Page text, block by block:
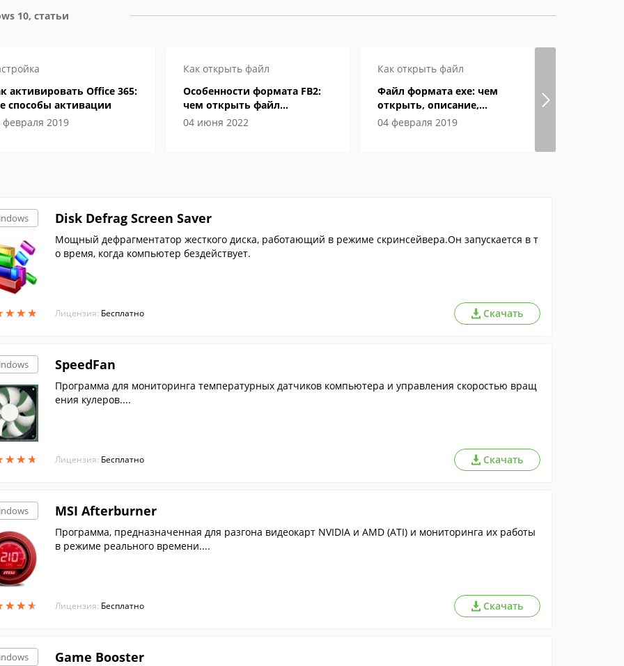
10, статьи
активировать Office 365:
способы активации
февраля 2019
Как открыть файл
Особенности формата FB2:
чем открыть файл
электронной книги
04 июня 2022
Как открыть файл
Файл формата exe: чем
открыть, описание,
особенности
04 февраля 2019
★★★
★★★
Disk Defrag Screen Saver
Мощный дефрагментатор жесткого диска, работающий в режиме скринсейвера.Он запускается в т
о время, когда компьютер бездействует.
Лицензия: Бесплатно Скачать
★★★
★★★
SpeedFan
Программа для мониторинга температурных датчиков компьютера и управления скоростью вращ
ения кулеров....
Лицензия: Бесплатно Скачать
★★★
★★★
MSI Afterburner
Программа, предназначенная для разгона видеокарт NVIDIA и AMD (ATI) и мониторинга их работы
в режиме реального времени....
Лицензия: Бесплатно Скачать
Game Booster